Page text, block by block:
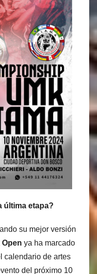
última etapa?
su mejor versión
Open ya ha marcado
calendario de artes
del próximo 10